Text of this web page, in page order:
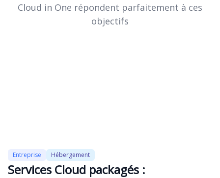
Cloud in One répondent parfaitement à ces
objectifs
Entreprise Hébergement
Services Cloud packagés :